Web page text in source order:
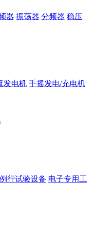
器 振荡器 分频器 稳压
发电机 手摇发电/充电机
行试验设备 电子专用工